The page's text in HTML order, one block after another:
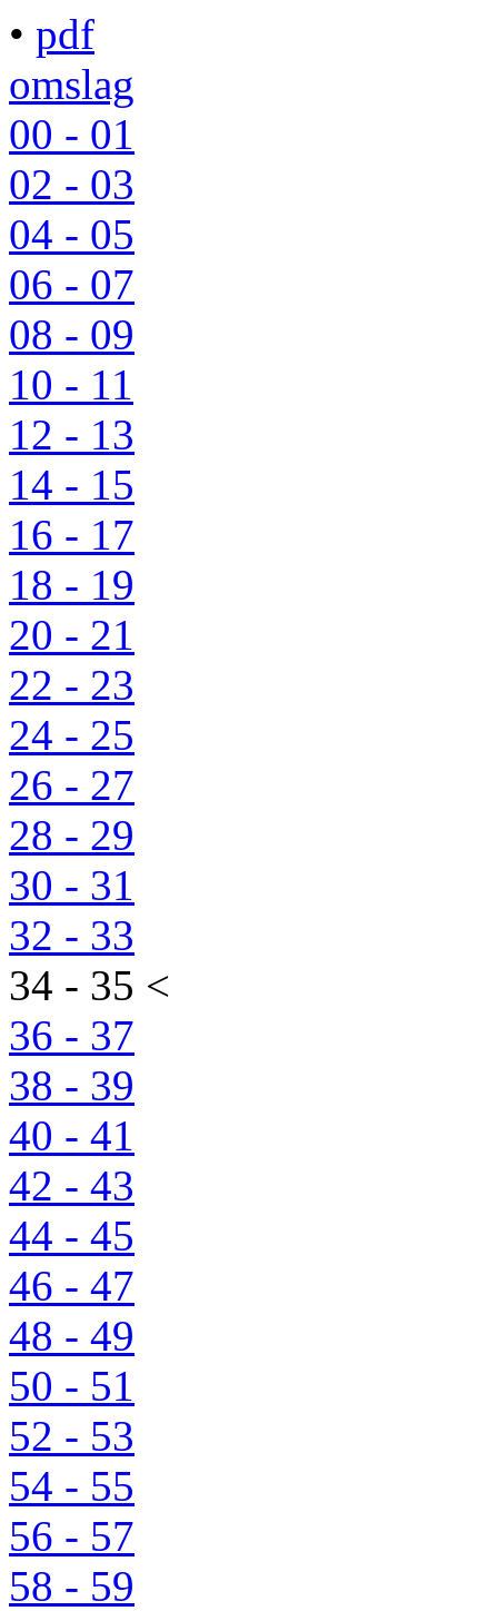
• pdf
omslag
00 - 01
02 - 03
04 - 05
06 - 07
08 - 09
10 - 11
12 - 13
14 - 15
16 - 17
18 - 19
20 - 21
22 - 23
24 - 25
26 - 27
28 - 29
30 - 31
32 - 33
34 - 35 <
36 - 37
38 - 39
40 - 41
42 - 43
44 - 45
46 - 47
48 - 49
50 - 51
52 - 53
54 - 55
56 - 57
58 - 59